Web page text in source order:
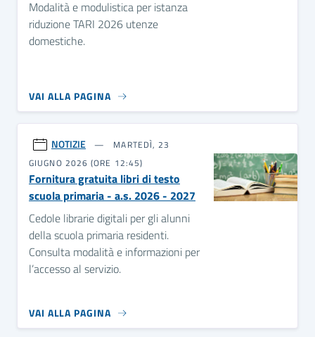
Modalità e modulistica per istanza
riduzione TARI 2026 utenze
domestiche.
VAI ALLA PAGINA
NOTIZIE
MARTEDÌ, 23
GIUGNO 2026 (ORE 12:45)
Fornitura gratuita libri di testo
scuola primaria - a.s. 2026 - 2027
Cedole librarie digitali per gli alunni
della scuola primaria residenti.
Consulta modalità e informazioni per
l’accesso al servizio.
VAI ALLA PAGINA